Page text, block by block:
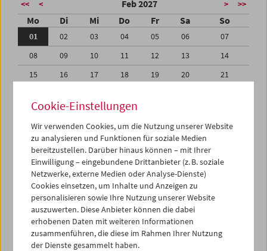
<< < Feb 2027 > >>
Mo Di Mi Do Fr Sa So
01 02 03 04 05 06
07
08
09 10 11 12 13
14
15
16 17 18 19 20
21
01
02 03 04
08
09 10 11 12 13 14
iCalender
Programmheft-PDF
English language or subtitles
Cookie-Einstellungen
Wir verwenden Cookies, um die Nutzung unserer Website
zu analysieren und Funktionen für soziale Medien
bereitzustellen. Darüber hinaus können – mit Ihrer
Einwilligung – eingebundene Drittanbieter (z. B. soziale
Netzwerke, externe Medien oder Analyse-Dienste)
Cookies einsetzen, um Inhalte und Anzeigen zu
personalisieren sowie Ihre Nutzung unserer Website
auszuwerten. Diese Anbieter können die dabei
erhobenen Daten mit weiteren Informationen
zusammenführen, die diese im Rahmen Ihrer Nutzung
der Dienste gesammelt haben.